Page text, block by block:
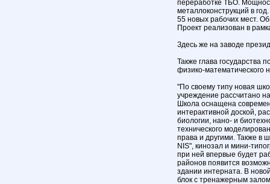
переработке ТБО.
металлоконструкций в
55 новых рабочих мест.
Проект реализован в
Здесь же на заводе
Также глава государства
физико-математического
"По своему типу новая
учреждение рассчитано
Школа оснащена
интерактивной доской,
биологии, нано- и
технического
права и другими. Также в
NIS", кинозал и мини-
при ней впервые будет
районов появится
здании интерната. В
блок с тренажерным